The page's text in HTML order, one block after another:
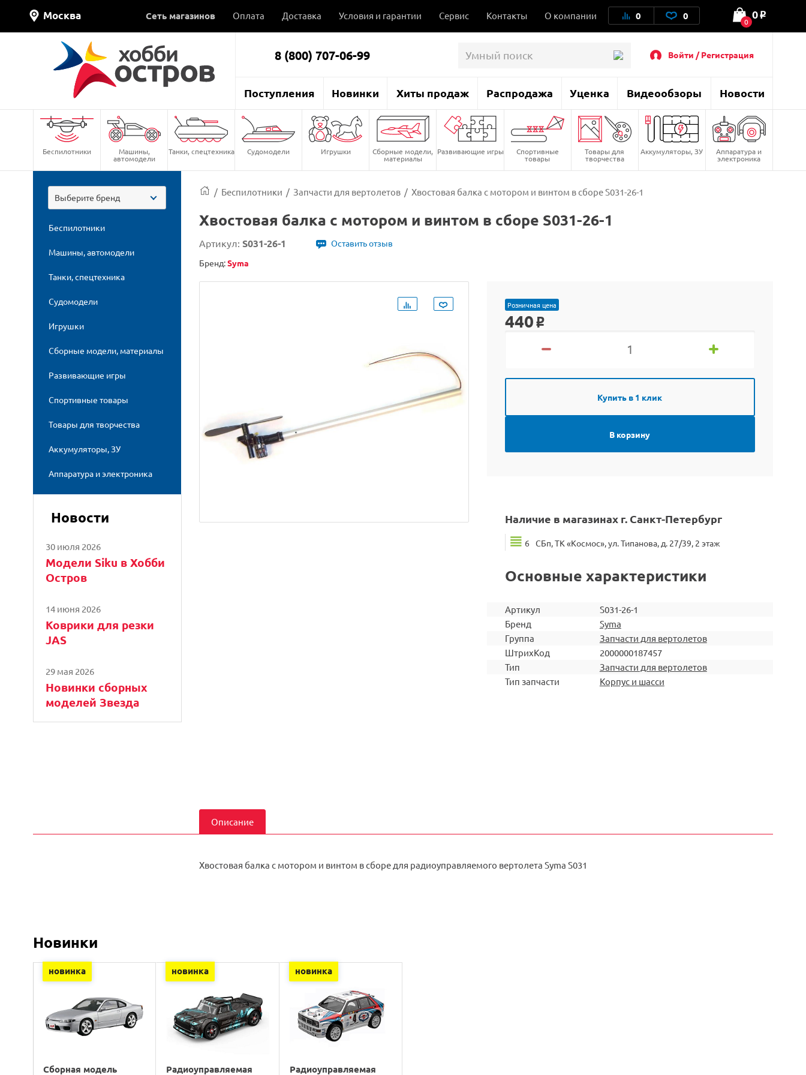
Москва Сеть магазинов Оплата Доставка Условия и гарантии Сервис Контакты О компании 0 0 0
0 o
8 (800) 707-06-99 Войти / Регистрация
Поступления Новинки Хиты продаж Распродажа Уценка Видеообзоры Новости
Беспилотники Машины,
автомодели
Танки, спецтехника Судомодели Игрушки Сборные модели,
материалы
Развивающие игры Спортивные
товары
Товары для
творчества
Аккумуляторы, ЗУ Аппаратура и
электроника
Выберите бренд
Беспилотники
Машины, автомодели
Танки, спецтехника
Судомодели
Игрушки
Сборные модели, материалы
Развивающие игры
Спортивные товары
Товары для творчества
Аккумуляторы, ЗУ
Аппаратура и электроника
Новости
30 июля 2026
Модели Siku в Хобби
Остров
14 июня 2026
Коврики для резки
JAS
29 мая 2026
Новинки сборных
моделей Звезда
/ Беспилотники / Запчасти для вертолетов / Хвостовая балка с мотором и винтом в сборе S031-26-1
Хвостовая балка с мотором и винтом в сборе S031-26-1
Артикул: S031-26-1
Оставить отзыв
Бренд:Syma
Розничная цена
440 o
Купить в 1 клик
В корзину
Наличие в магазинах г. Санкт-Петербург
6 СБп, ТК «Космос», ул. Типанова, д. 27/39, 2 этаж
Основные характеристики
Артикул
S031-26-1
Бренд
Syma
Группа
Запчасти для вертолетов
ШтрихКод
2000000187457
Тип
Запчасти для вертолетов
Тип запчасти
Корпус и шасси
Описание
Хвостовая балка с мотором и винтом в сборе для радиоуправляемого вертолета Syma S031
Новинки
новинка
Сборная модель
новинка
Радиоуправляемая
новинка
Радиоуправляемая